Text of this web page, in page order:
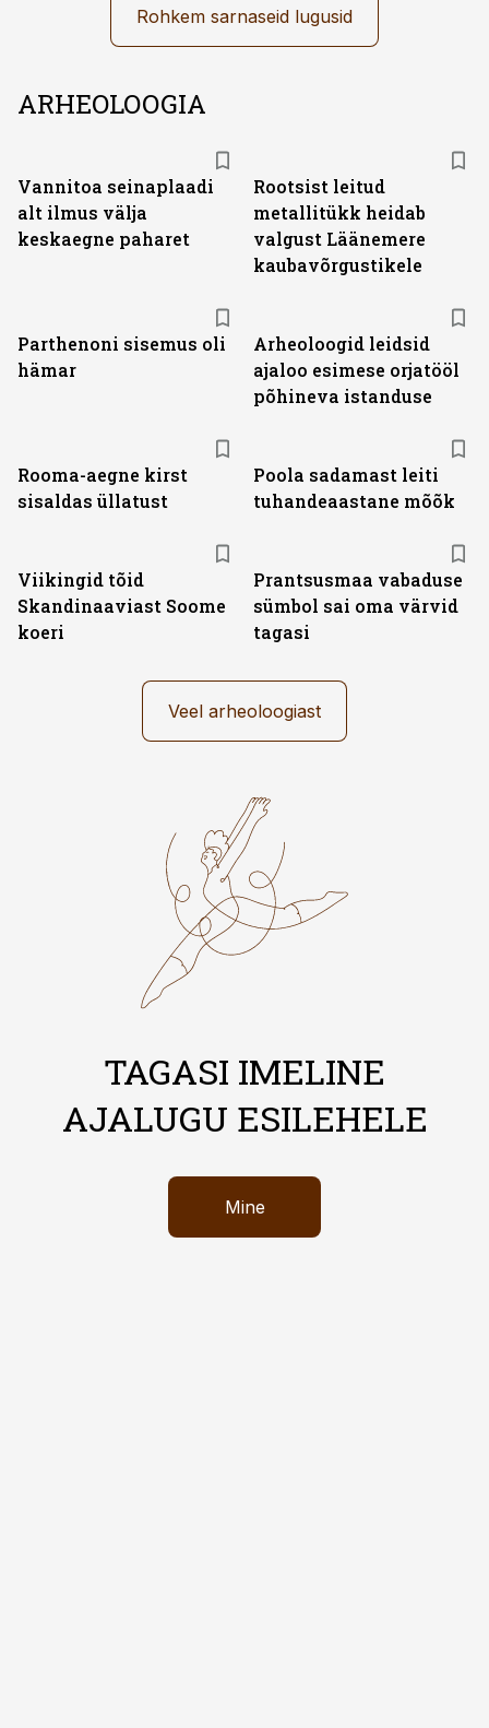
Rohkem sarnaseid lugusid
ARHEOLOOGIA
Vannitoa seinaplaadi
alt ilmus välja
keskaegne paharet
Rootsist leitud
metallitükk heidab
valgust Läänemere
kaubavõrgustikele
Parthenoni sisemus oli
hämar
Arheoloogid leidsid
ajaloo esimese orjatööl
põhineva istanduse
Rooma-aegne kirst
sisaldas üllatust
Poola sadamast leiti
tuhandeaastane mõõk
Viikingid tõid
Skandinaaviast Soome
koeri
Prantsusmaa vabaduse
sümbol sai oma värvid
tagasi
Veel arheoloogiast
TAGASI IMELINE
AJALUGU ESILEHELE
Mine